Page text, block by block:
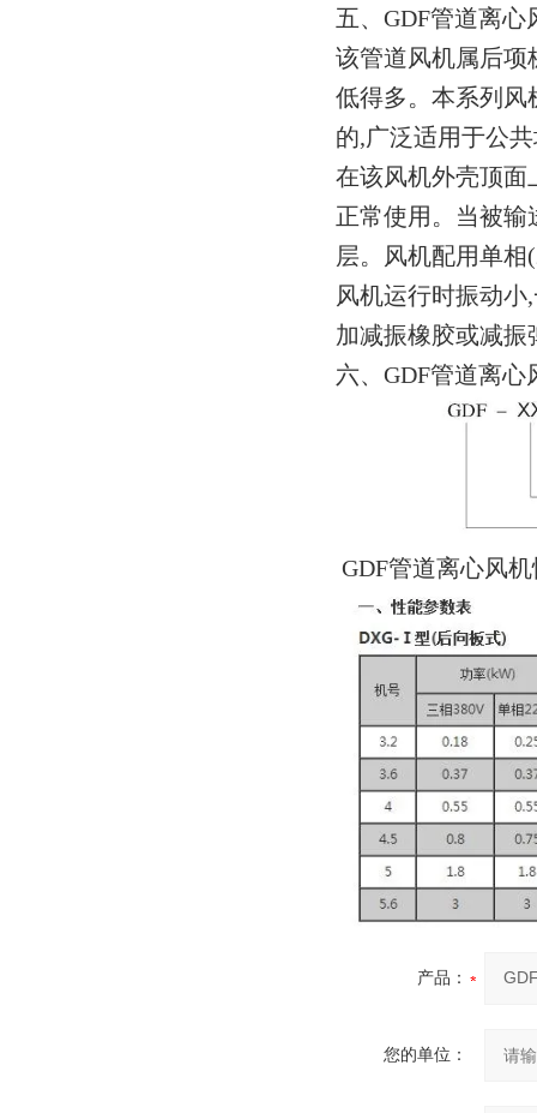
五、GDF管道离
该管道风机属后项
低得多。本系列风
的,广泛适用于公
在该风机外壳顶面
正常使用。当被
层。风机配用单
风机运行时振动
加减振橡胶或减振
六、GDF管道离心
GDF管道离心风
产品：
您的单位：